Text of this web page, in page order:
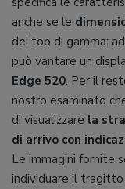
anche se le
dei top di gamma:
può vantare un
Edge 520. Per il
nostro esaminato
di visualizzare la
di arrivo con
Le immagini fornite
individuare il